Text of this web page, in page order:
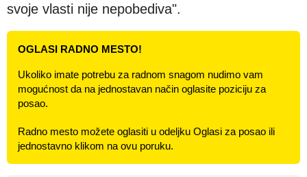
svoje vlasti nije nepobediva".
OGLASI RADNO MESTO!
Ukoliko imate potrebu za radnom snagom nudimo vam
mogućnost da na jednostavan način oglasite poziciju za
posao.
Radno mesto možete oglasiti u odeljku Oglasi za posao ili
jednostavno klikom na ovu poruku.